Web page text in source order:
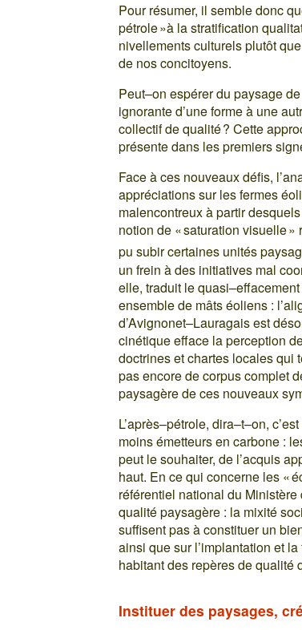
Pour résumer, il semble donc
pétrole »à la stratification
nivellements culturels plutôt
de nos concitoyens.
Peut–on espérer du paysage
ignorante d’une forme à une
collectif de qualité ? Cette
présente dans les premiers
Face à ces nouveaux défis,
appréciations sur les fermes
malencontreux à partir
notion de « saturation visuelle
pu subir certaines unités
un frein à des initiatives mal
elle, traduit le
ensemble de mâts éoliens :
d’Avignonet–Lauragais est
cinétique efface la perception
doctrines et chartes locales qui
pas encore de corpus complet
paysagère de ces nouveaux
L’après–pétrole, dira–t–on,
moins émetteurs en carbone :
peut le souhaiter, de l’acquis
haut. En ce qui concerne les «
référentiel national du
qualité paysagère : la mixité
suffisent pas à constituer un
ainsi que sur l’implantation et
habitant des repères de qualité
Instituer des paysages,